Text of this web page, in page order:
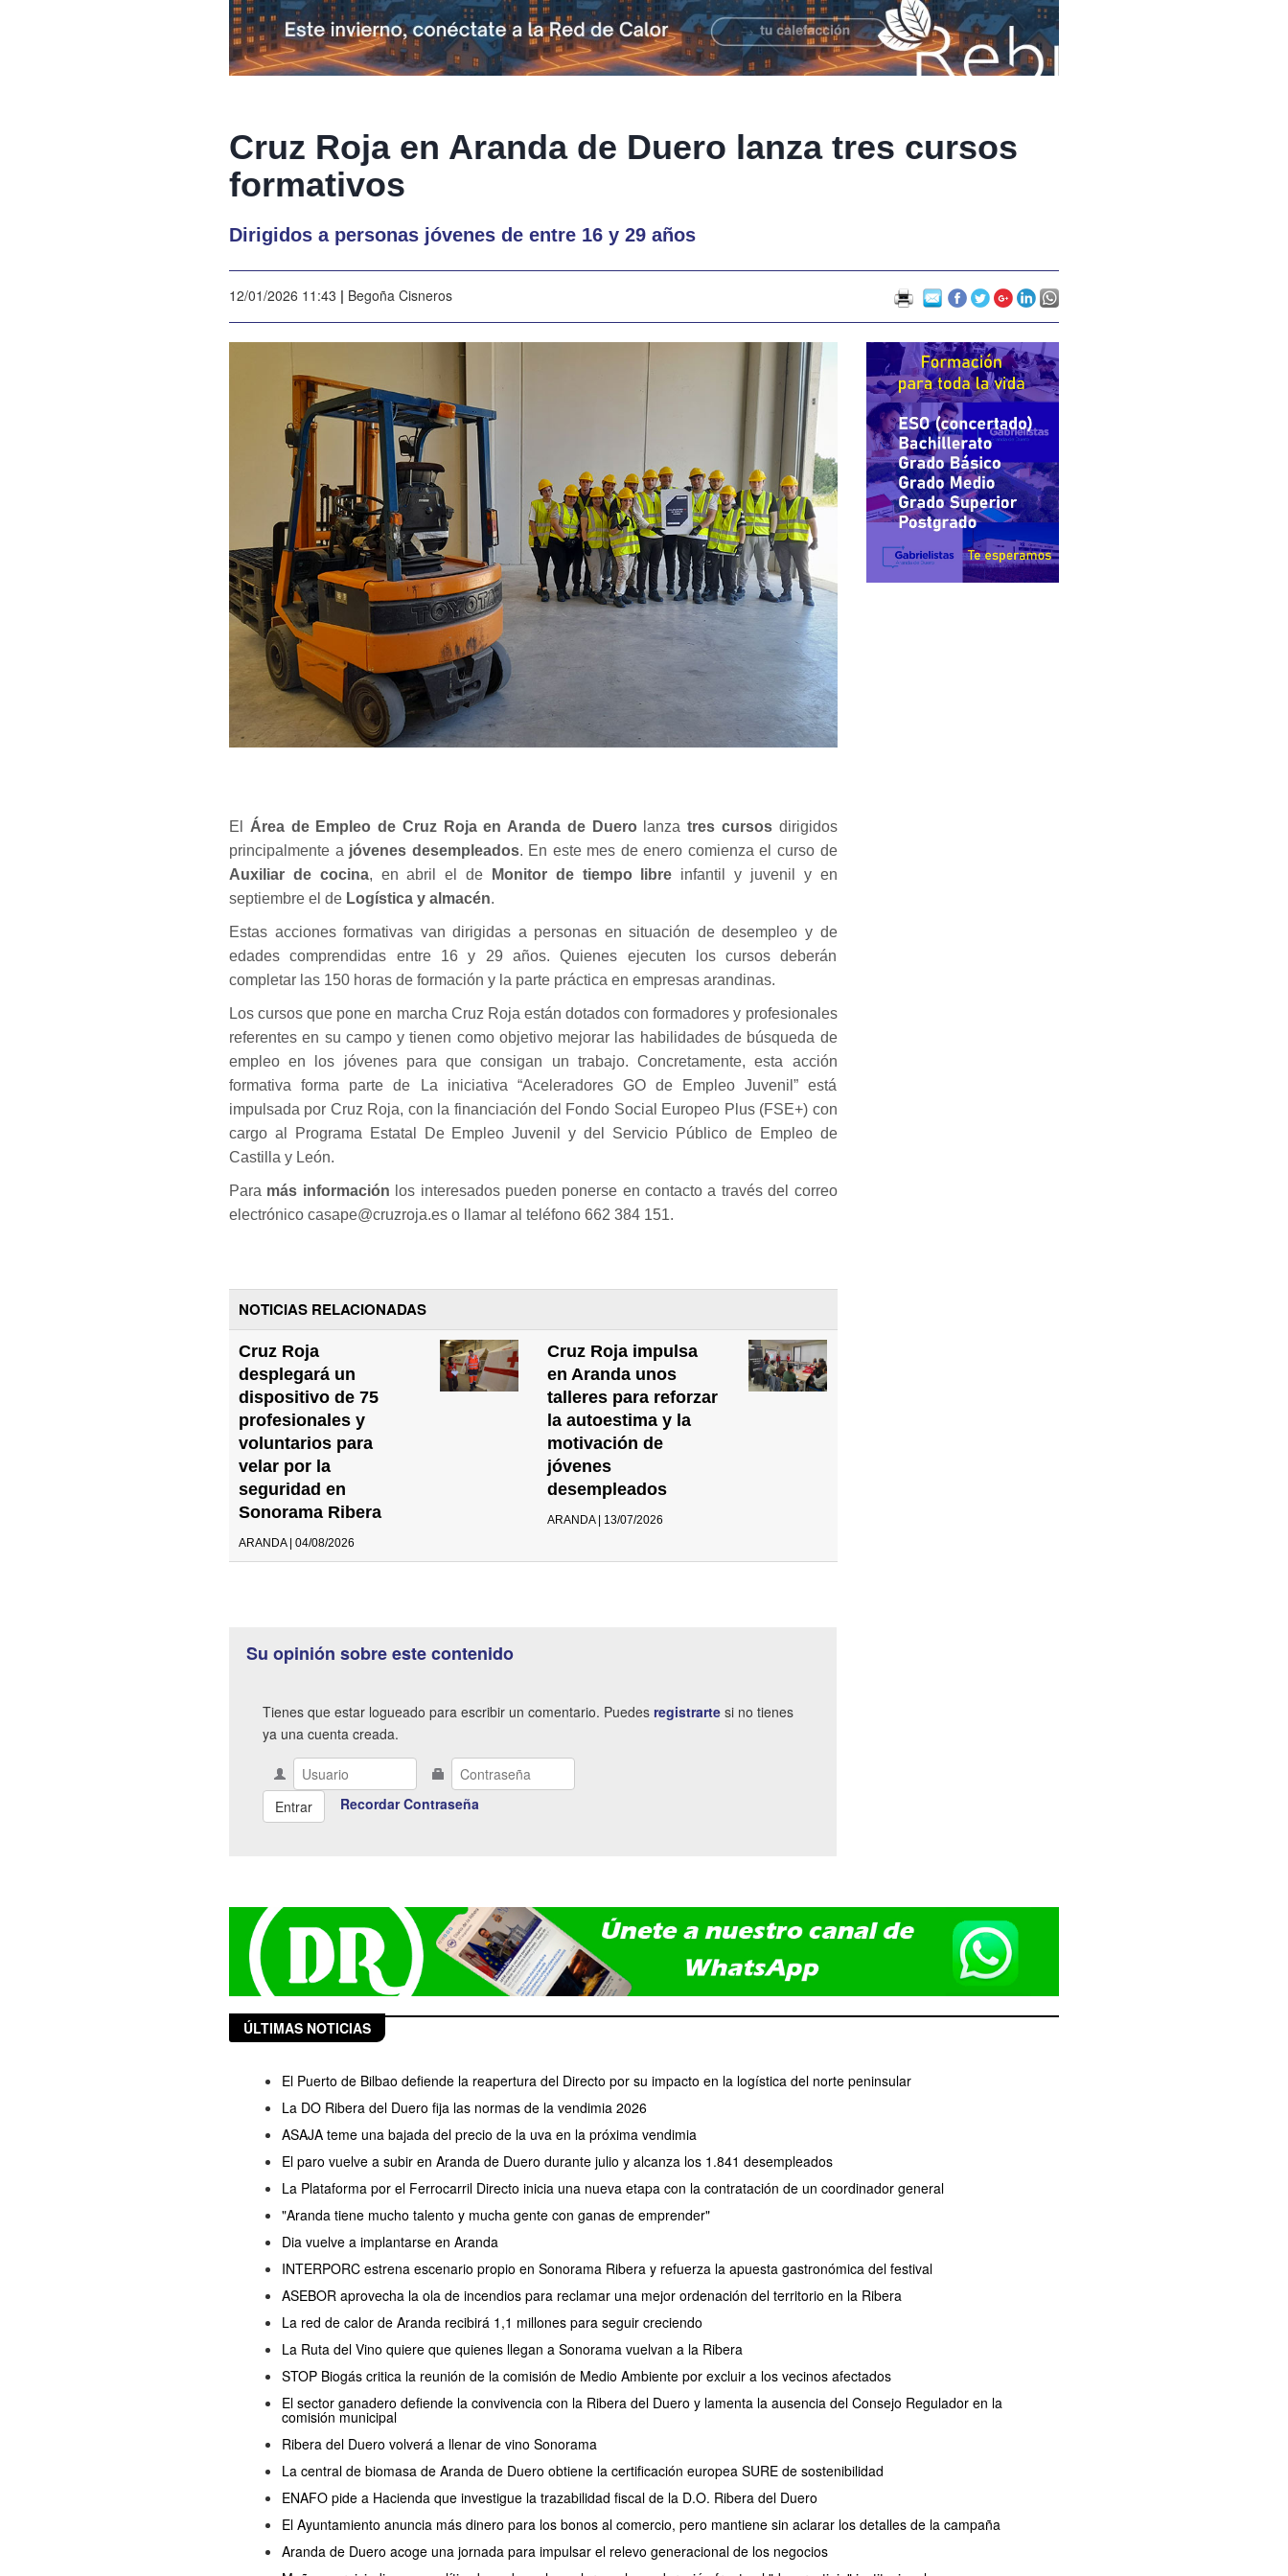
Cruz Roja en Aranda de Duero lanza tres cursos
formativos
Dirigidos a personas jóvenes de entre 16 y 29 años
12/01/2026 11:43 | Begoña Cisneros
El Área de Empleo de Cruz Roja en Aranda de Duero lanza tres cursosdirigidos
principalmente a jóvenes desempleados. En este mes de enero comienza el curso de
Auxiliar de cocina, en abril el de Monitor de tiempo libre infantil y juvenil y en
septiembre el de Logística y almacén.
Estas acciones formativas van dirigidas a personas en situación de desempleo y de
edades comprendidas entre 16 y 29 años. Quienes ejecuten los cursos deberán
completar las 150 horas de formación y la parte práctica en empresas arandinas.
Los cursos que pone en marcha Cruz Roja están dotados con formadores y profesionales
referentes en su campo y tienen como objetivo mejorar las habilidades de búsqueda de
empleo en los jóvenes para que consigan un trabajo. Concretamente, esta acción
formativa forma parte de La iniciativa “Aceleradores GO de Empleo Juvenil” está
impulsada por Cruz Roja, con la financiación del Fondo Social Europeo Plus (FSE+) con
cargo al Programa Estatal De Empleo Juvenil y del Servicio Público de Empleo de
Castilla y León.
Para más información los interesados pueden ponerse en contacto a través del correo
electrónico casape@cruzroja.es o llamar al teléfono 662 384 151.
NOTICIAS RELACIONADAS
Cruz Roja
desplegará un
dispositivo de 75
profesionales y
voluntarios para
velar por la
seguridad en
Sonorama Ribera
ARANDA | 04/08/2026
Cruz Roja impulsa
en Aranda unos
talleres para reforzar
la autoestima y la
motivación de
jóvenes
desempleados
ARANDA | 13/07/2026
Su opinión sobre este contenido
Tienes que estar logueado para escribir un comentario. Puedes registrarte si no tienes
ya una cuenta creada.
Recordar Contraseña
ÚLTIMAS NOTICIAS
El Puerto de Bilbao defiende la reapertura del Directo por su impacto en la logística del norte peninsular
La DO Ribera del Duero fija las normas de la vendimia 2026
ASAJA teme una bajada del precio de la uva en la próxima vendimia
El paro vuelve a subir en Aranda de Duero durante julio y alcanza los 1.841 desempleados
La Plataforma por el Ferrocarril Directo inicia una nueva etapa con la contratación de un coordinador general
"Aranda tiene mucho talento y mucha gente con ganas de emprender"
Dia vuelve a implantarse en Aranda
INTERPORC estrena escenario propio en Sonorama Ribera y refuerza la apuesta gastronómica del festival
ASEBOR aprovecha la ola de incendios para reclamar una mejor ordenación del territorio en la Ribera
La red de calor de Aranda recibirá 1,1 millones para seguir creciendo
La Ruta del Vino quiere que quienes llegan a Sonorama vuelvan a la Ribera
STOP Biogás critica la reunión de la comisión de Medio Ambiente por excluir a los vecinos afectados
El sector ganadero defiende la convivencia con la Ribera del Duero y lamenta la ausencia del Consejo Regulador en la
comisión municipal
Ribera del Duero volverá a llenar de vino Sonorama
La central de biomasa de Aranda de Duero obtiene la certificación europea SURE de sostenibilidad
ENAFO pide a Hacienda que investigue la trazabilidad fiscal de la D.O. Ribera del Duero
El Ayuntamiento anuncia más dinero para los bonos al comercio, pero mantiene sin aclarar los detalles de la campaña
Aranda de Duero acoge una jornada para impulsar el relevo generacional de los negocios